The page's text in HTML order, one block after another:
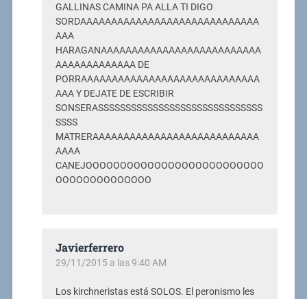
GALLINAS CAMINA PA ALLA TI DIGO
SORDAAAAAAAAAAAAAAAAAAAAAAAAAAAAA
AAA
HARAGANAAAAAAAAAAAAAAAAAAAAAAAAAA
AAAAAAAAAAAAA DE
PORRAAAAAAAAAAAAAAAAAAAAAAAAAAAAA
AAA Y DEJATE DE ESCRIBIR
SONSERASSSSSSSSSSSSSSSSSSSSSSSSSSSSSS
SSSS
MATRERAAAAAAAAAAAAAAAAAAAAAAAAAAA
AAAA
CANEJOOOOOOOOOOOOOOOOOOOOOOOOOO
OOOOOOOOOOOOOO
Javierferrero
29/11/2015 a las 9:40 AM
Los kirchneristas está SOLOS. El peronismo les